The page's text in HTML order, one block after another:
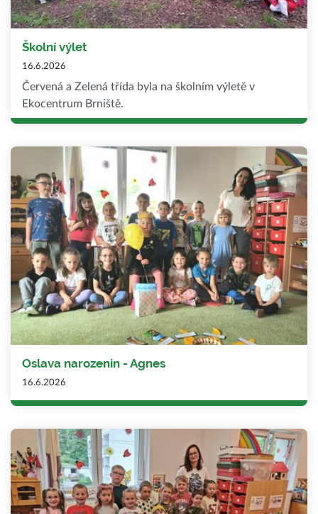
Školní výlet
16.6.2026
Červená a Zelená třída byla na školním výletě v
Ekocentrum Brniště.
Oslava narozenin - Agnes
16.6.2026